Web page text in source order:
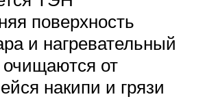
поверхность
и нагревательный
от
накипи и грязи